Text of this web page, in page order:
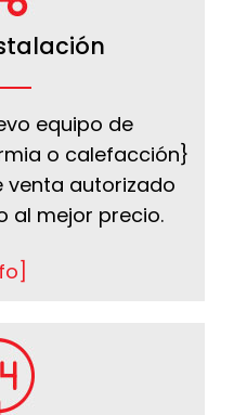
equipo de
o calefacción}
venta autorizado
al mejor precio.